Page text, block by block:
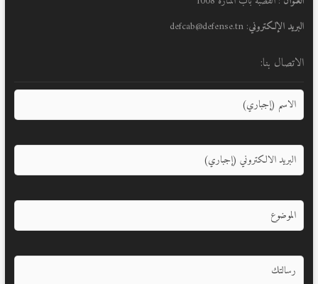
البريد الإلكتروني: defcab@defense.tn
الاتصال بنا: